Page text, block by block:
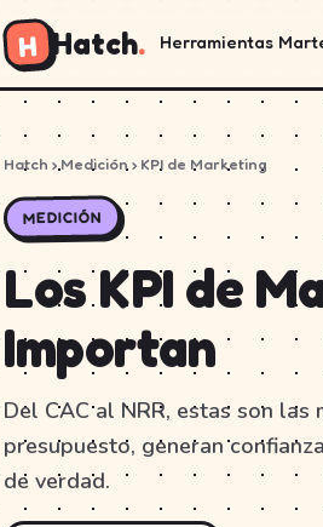
H Hatch. Herramientas
Hatch › Medición › KPI de Marketing
MEDICIÓN
Los KPI de
Importan
Del CAC al NRR, estas son
presupuesto, generan
de verdad.